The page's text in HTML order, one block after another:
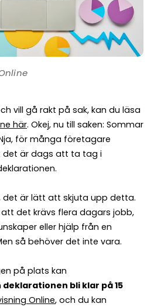
vill gå rakt på sak, kan du läsa
här. Okej, nu till saken: Sommar
för många företagare
är dags att ta tag i
det är lätt att skjuta upp detta.
det krävs flera dagars jobb,
eller hjälp från en
så behöver det inte vara.
på plats kan
bli klar på 15
Online, och du kan